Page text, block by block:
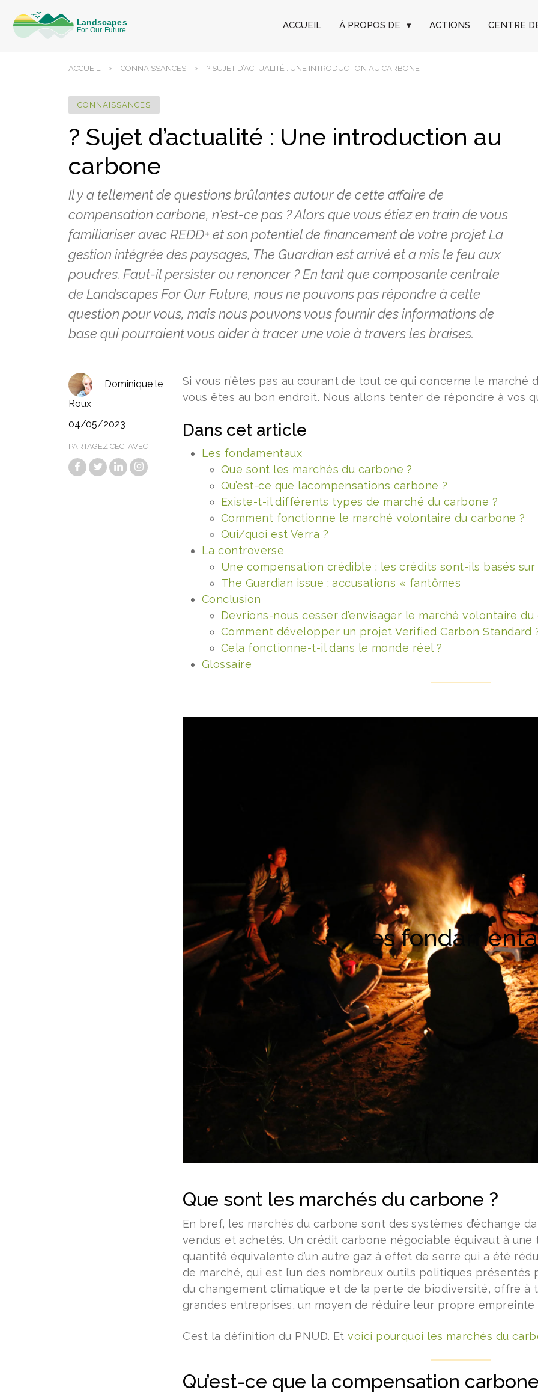
ACCUEIL À PROPOS DE ▾ ACTIONS CENTRE
ACCUEIL › CONNAISSANCES › ? SUJET D’ACTUALITÉ : UNE INTRODUCTION AU CARBONE
CONNAISSANCES
? Sujet d’actualité : Une introduction au
carbone
Il y a tellement de questions brûlantes autour de cette affaire de
compensation carbone, n'est-ce pas ? Alors que vous étiez en train de vous
familiariser avec REDD+ et son potentiel de financement de votre projet La
gestion intégrée des paysages, The Guardian est arrivé et a mis le feu aux
poudres. Faut-il persister ou renoncer ? En tant que composante centrale
de Landscapes For Our Future, nous ne pouvons pas répondre à cette
question pour vous, mais nous pouvons vous fournir des informations de
base qui pourraient vous aider à tracer une voie à travers les braises.
Dominique le
Roux
04/05/2023
PARTAGEZ CECI AVEC
Si vous n’êtes pas au courant de tout ce qui concerne le marché
vous êtes au bon endroit. Nous allons tenter de répondre à vos
Dans cet article
Les fondamentaux
Que sont les marchés du carbone ?
Qu’est-ce que lacompensations carbone ?
Existe-t-il différents types de marché du carbone ?
Comment fonctionne le marché volontaire du carbone ?
Qui/quoi est Verra ?
La controverse
Une compensation crédible : les crédits sont-ils basés
The Guardian issue : accusations « fantômes
Conclusion
Devrions-nous cesser d’envisager le marché volontaire
Comment développer un projet Verified Carbon Standard
Cela fonctionne-t-il dans le monde réel ?
Glossaire
Les
Que sont les marchés du carbone ?
En bref, les marchés du carbone sont des systèmes d’échange
vendus et achetés. Un crédit carbone négociable équivaut à
quantité équivalente d’un autre gaz à effet de serre qui a été
de marché, qui est l’un des nombreux outils politiques
du changement climatique et de la perte de biodiversité, offre à
grandes entreprises, un moyen de réduire leur propre empreinte
C’est la définition du PNUD. Etvoici pourquoi les marchés du
Qu’est-ce que la compensation